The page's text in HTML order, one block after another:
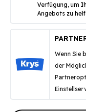
Verfügung, um
Angebots zu
Wenn Sie
der